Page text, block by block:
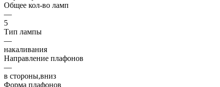
Общее кол-во ламп
—
5
Тип лампы
—
накаливания
Направление плафонов
—
в стороны,вниз
Форма плафонов